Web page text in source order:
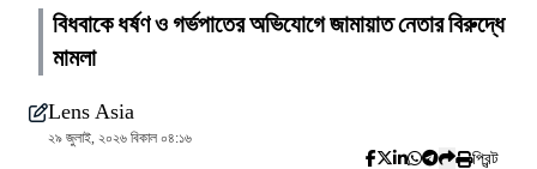
বিধবাকে ধর্ষণ ও গর্ভপাতের অভিযোগে জামায়াত নেতার বিরুদ্ধে
মামলা
Lens Asia
২৯ জুলাই, ২০২৬ বিকাল ০৪:১৬
প্রিন্ট